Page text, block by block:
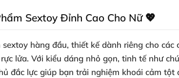
Sextoy Đỉnh Cao Cho Nữ 💖
hàng đầu, thiết kế dành riêng cho
lửa. Với kiểu dáng nhỏ gọn, tinh tế như
đắc lực giúp bạn trải nghiệm khoái cảm